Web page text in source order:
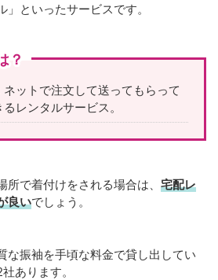
といったサービスです。
？
ットで注文して送ってもらって
レンタルサービス。
で着付けをされる場合は、 宅配レ
良いでしょう。
な振袖を手頃な料金で貸し出してい
あります。